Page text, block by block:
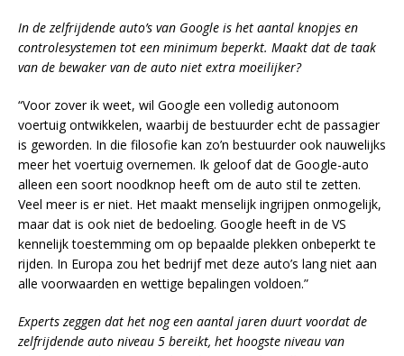
In de zelfrijdende auto’s van Google is het aantal knopjes en
controlesystemen tot een minimum beperkt. Maakt dat de taak
van de bewaker van de auto niet extra moeilijker?
“Voor zover ik weet, wil Google een volledig autonoom
voertuig ontwikkelen, waarbij de bestuurder echt de passagier
is geworden. In die filosofie kan zo’n bestuurder ook nauwelijks
meer het voertuig overnemen. Ik geloof dat de Google-auto
alleen een soort noodknop heeft om de auto stil te zetten.
Veel meer is er niet. Het maakt menselijk ingrijpen onmogelijk,
maar dat is ook niet de bedoeling. Google heeft in de VS
kennelijk toestemming om op bepaalde plekken onbeperkt te
rijden. In Europa zou het bedrijf met deze auto’s lang niet aan
alle voorwaarden en wettige bepalingen voldoen.”
Experts zeggen dat het nog een aantal jaren duurt voordat de
zelfrijdende auto niveau 5 bereikt, het hoogste niveau van